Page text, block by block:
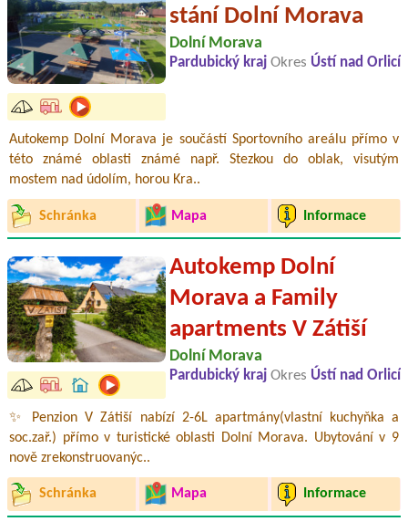
stání Dolní Morava
Dolní Morava
Pardubický kraj Okres Ústí nad Orlicí
Autokemp Dolní Morava je součástí Sportovního areálu přímo v
této známé oblasti známé např. Stezkou do oblak, visutým
mostem nad údolím, horou Kra..
Schránka Mapa Informace
Autokemp Dolní
Morava a Family
apartments V Zátiší
Dolní Morava
Pardubický kraj Okres Ústí nad Orlicí
✨ Penzion V Zátiší nabízí 2-6L apartmány(vlastní kuchyňka a
soc.zař.) přímo v turistické oblasti Dolní Morava. Ubytování v 9
nově zrekonstruovanýc..
Schránka Mapa Informace